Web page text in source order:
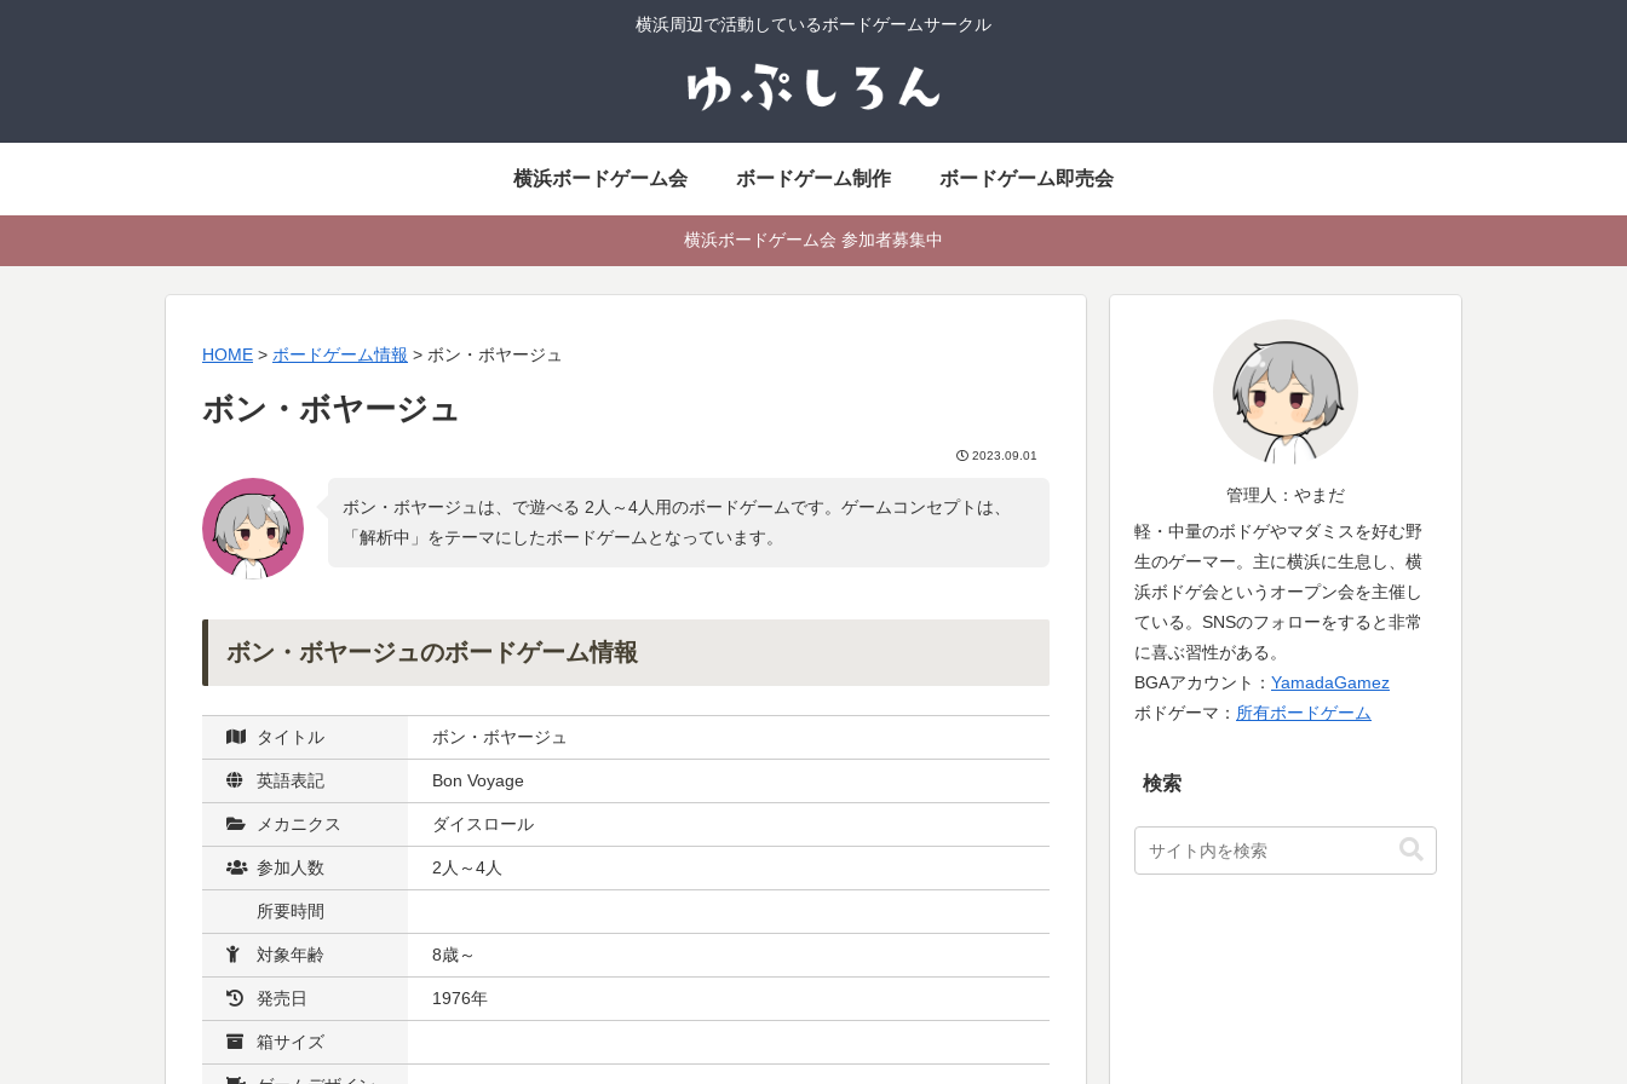
横浜周辺で活動しているボードゲームサークル
横浜ボードゲーム会 ボードゲーム制作 ボードゲーム即売会
横浜ボードゲーム会 参加者募集中
HOME > ボードゲーム情報 > ボン・ボヤージュ
ボン・ボヤージュ
2023.09.01
ボン・ボヤージュは、で遊べる 2人～4人用のボードゲームです。ゲームコンセプトは、
「解析中 」をテーマにしたボードゲームとなっています。
ボン・ボヤージュのボードゲーム情報
タイトル ボン・ボヤージュ
英語表記 Bon Voyage
メカニクス ダイスロール
参加人数 2人～4人
所要時間
対象年齢 8歳～
発売日 1976年
箱サイズ
管理人：やまだ
軽・中量のボドゲやマダミスを好む野
生のゲーマー。主に横浜に生息し、横
浜ボドゲ会というオープン会を主催し
ている。SNSのフォローをすると非常
に喜ぶ習性がある。
BGAアカウント： YamadaGamez
ボドゲーマ： 所有ボードゲーム
検索